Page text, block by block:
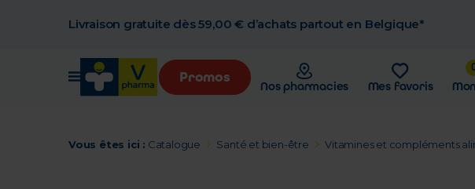
Livraison gratuite dès 59,00 € d’achats partout en Belgique*
Promos
Nos pharmacies Mes favoris
Vous êtes ici : Catalogue Santé et bien-être Vitamines et compléments